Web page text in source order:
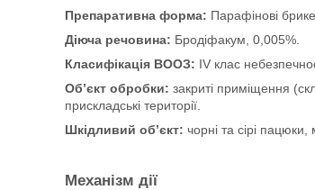
Препаративна форма: Парафінові
Діюча речовина: Бродіфакум, 0,005%.
Класифікація ВООЗ: IV клас
Об’єкт обробки: закриті приміщення
прискладські території.
Шкідливий об’єкт: чорні та сірі пацюки,
Механізм дії